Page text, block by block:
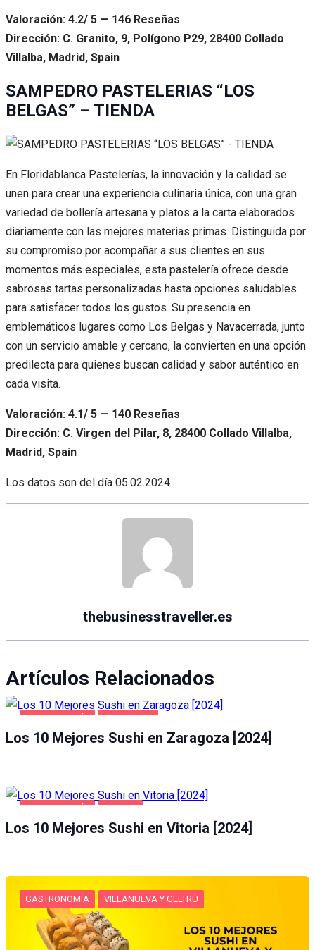
Valoración: 4.2/ 5 — 146 Reseñas
Dirección: C. Granito, 9, Polígono P29, 28400 Collado
Villalba, Madrid, Spain
SAMPEDRO PASTELERIAS “LOS
BELGAS” – TIENDA
En Floridablanca Pastelerías, la innovación y la calidad se
unen para crear una experiencia culinaria única, con una gran
variedad de bollería artesana y platos a la carta elaborados
diariamente con las mejores materias primas. Distinguida por
su compromiso por acompañar a sus clientes en sus
momentos más especiales, esta pastelería ofrece desde
sabrosas tartas personalizadas hasta opciones saludables
para satisfacer todos los gustos. Su presencia en
emblemáticos lugares como Los Belgas y Navacerrada, junto
con un servicio amable y cercano, la convierten en una opción
predilecta para quienes buscan calidad y sabor auténtico en
cada visita.
Valoración: 4.1/ 5 — 140 Reseñas
Dirección: C. Virgen del Pilar, 8, 28400 Collado Villalba,
Madrid, Spain
Los datos son del día 05.02.2024
thebusinesstraveller.es
Artículos Relacionados
Los 10 Mejores Sushi en Zaragoza [2024]
Los 10 Mejores Sushi en Vitoria [2024]
GASTRONOMÍA VILLANUEVA Y GELTRÚ